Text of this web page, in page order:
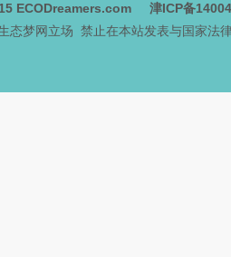
ECODreamers.com
津ICP备
态梦网立场 禁止在本站发表与国家法